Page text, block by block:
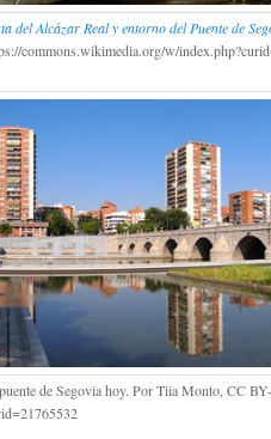
del Alcázar Real y entorno del Puente de
commons.wikimedia.org/w/
de Segovia hoy. Por Tiia Monto, CC